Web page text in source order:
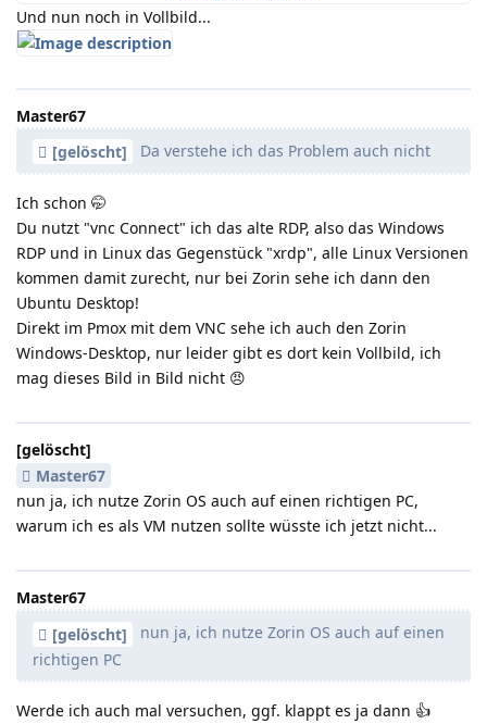
Und nun noch in Vollbild...
Master67
[gelöscht]
Da verstehe ich das Problem auch nicht
Ich schon 🤭
Du nutzt "vnc Connect" ich das alte RDP, also das Windows
RDP und in Linux das Gegenstück "xrdp", alle Linux Versionen
kommen damit zurecht, nur bei Zorin sehe ich dann den
Ubuntu Desktop!
Direkt im Pmox mit dem VNC sehe ich auch den Zorin
Windows-Desktop, nur leider gibt es dort kein Vollbild, ich
mag dieses Bild in Bild nicht 😠
[gelöscht]
Master67
nun ja, ich nutze Zorin OS auch auf einen richtigen PC,
warum ich es als VM nutzen sollte wüsste ich jetzt nicht...
Master67
[gelöscht]
nun ja, ich nutze Zorin OS auch auf einen
richtigen PC
Werde ich auch mal versuchen, ggf. klappt es ja dann 👍️